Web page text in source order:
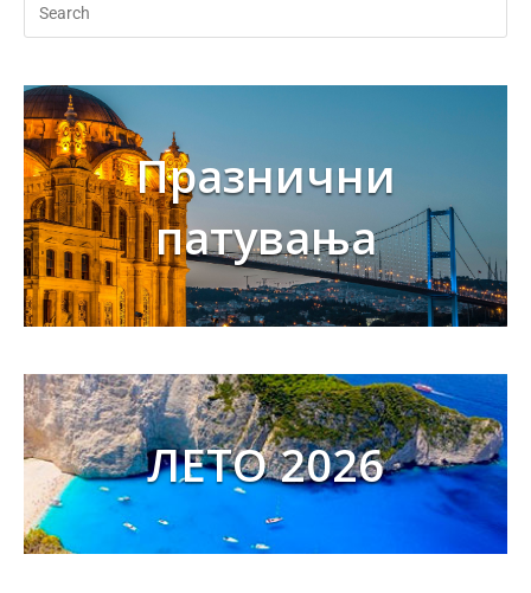
Празнични
патувања
ЛЕТО 2026